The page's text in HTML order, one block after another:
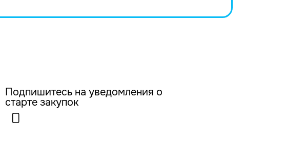
Подпишитесь на уведомления о
старте закупок